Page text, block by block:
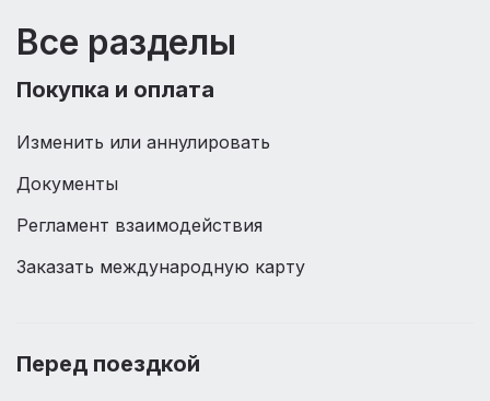
Все разделы
Покупка и оплата
Изменить или аннулировать
Документы
Регламент взаимодействия
Заказать международную карту
Перед поездкой